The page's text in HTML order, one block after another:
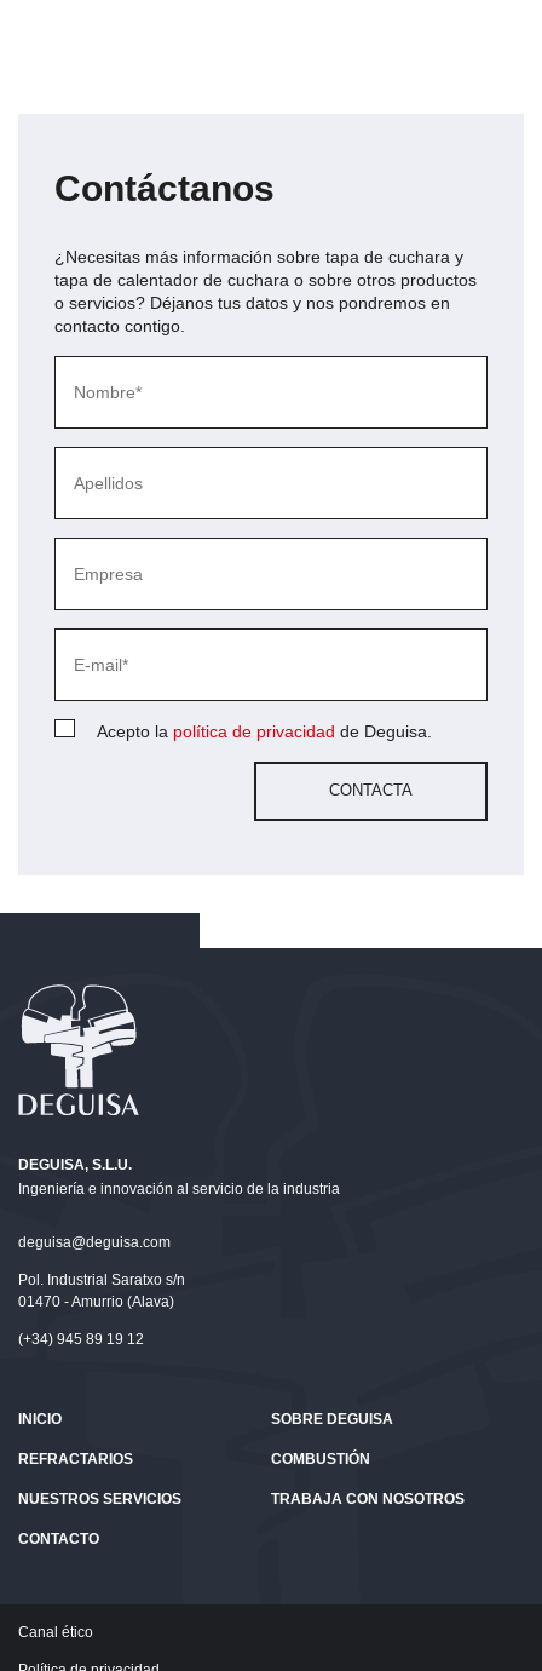
Contáctanos
¿Necesitas más información sobre tapa de cuchara y
tapa de calentador de cuchara o sobre otros productos
o servicios? Déjanos tus datos y nos pondremos en
contacto contigo.
Acepto la política de privacidad de Deguisa.
DEGUISA, S.L.U.
Ingeniería e innovación al servicio de la industria
deguisa@deguisa.com
Pol. Industrial Saratxo s/n
01470 - Amurrio (Alava)
(+34) 945 89 19 12
INICIO SOBRE DEGUISA
REFRACTARIOS COMBUSTIÓN
NUESTROS SERVICIOS TRABAJA CON NOSOTROS
CONTACTO
Canal ético